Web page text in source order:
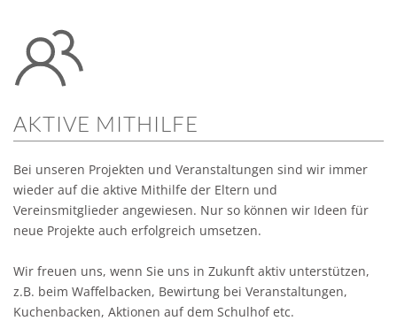
AKTIVE MITHILFE
Bei unseren Projekten und Veranstaltungen sind wir immer
wieder auf die aktive Mithilfe der Eltern und
Vereinsmitglieder angewiesen. Nur so können wir Ideen für
neue Projekte auch erfolgreich umsetzen.
Wir freuen uns, wenn Sie uns in Zukunft aktiv unterstützen,
z.B. beim Waffelbacken, Bewirtung bei Veranstaltungen,
Kuchenbacken, Aktionen auf dem Schulhof etc.